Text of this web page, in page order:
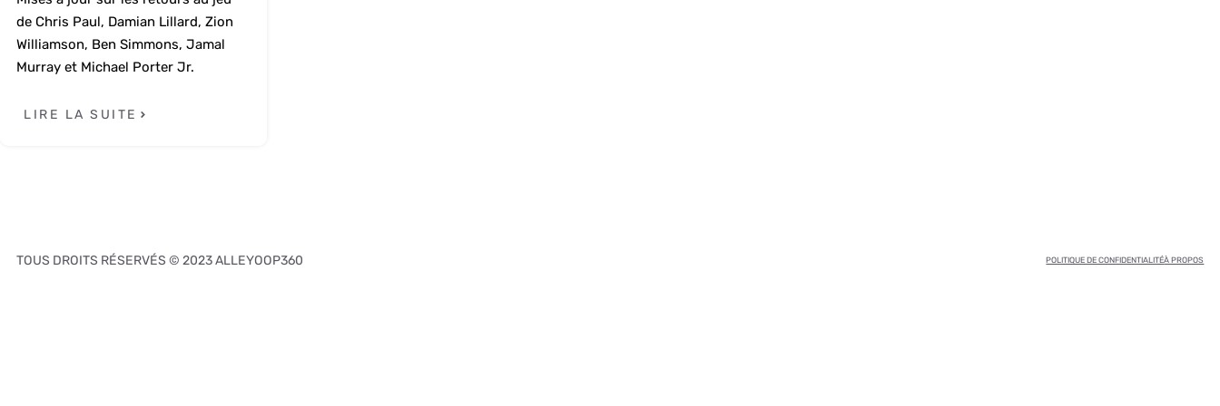
de Chris Paul, Damian Lillard, Zion
Williamson, Ben Simmons, Jamal
Murray et Michael Porter Jr.
LIRE LA SUITE
TOUS DROITS RÉSERVÉS © 2023 ALLEYOOP360 POLITIQUE DE CONFIDENTIALITÉÀ PROPOS